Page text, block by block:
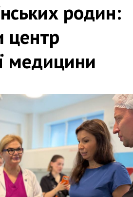
родин:
центр
медицини